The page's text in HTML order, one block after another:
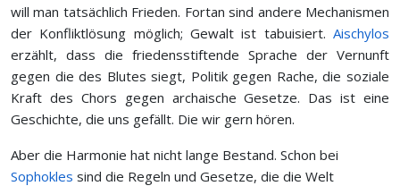
will man tatsächlich Frieden. Fortan sind andere Mechanismen
der Konfliktlösung möglich; Gewalt ist tabuisiert. Aischylos
erzählt, dass die friedensstiftende Sprache der Vernunft
gegen die des Blutes siegt, Politik gegen Rache, die soziale
Kraft des Chors gegen archaische Gesetze. Das ist eine
Geschichte, die uns gefällt. Die wir gern hören.
Aber die Harmonie hat nicht lange Bestand. Schon bei
Sophokles sind die Regeln und Gesetze, die die Welt